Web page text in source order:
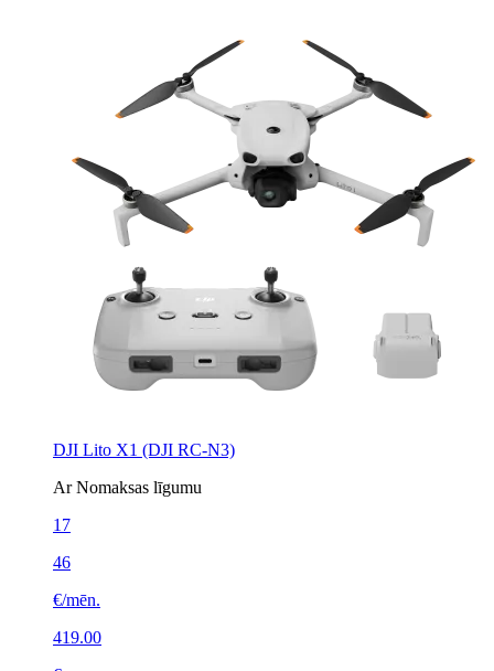
DJI Lito X1 (DJI RC-N3)
Ar Nomaksas līgumu
17
46
€/mēn.
419.00